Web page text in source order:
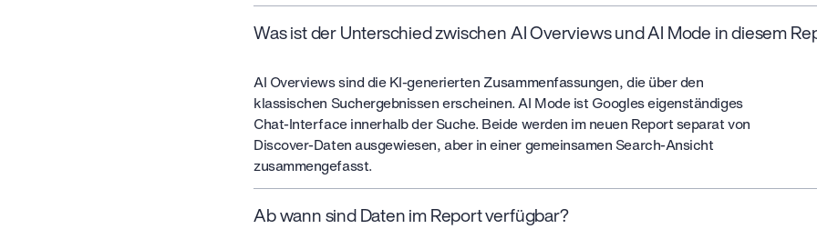
Was ist der Unterschied zwischen AI Overviews und AI Mode in diesem
AI Overviews sind die KI-generierten Zusammenfassungen, die über den
klassischen Suchergebnissen erscheinen. AI Mode ist Googles eigenständiges
Chat-Interface innerhalb der Suche. Beide werden im neuen Report separat von
Discover-Daten ausgewiesen, aber in einer gemeinsamen Search-Ansicht
zusammengefasst.
Ab wann sind Daten im Report verfügbar?